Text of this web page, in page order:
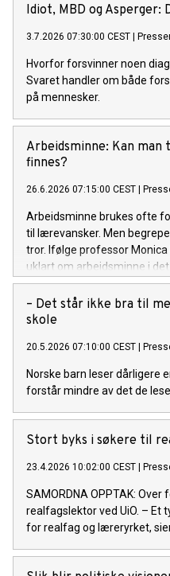
Idiot, MBD og Asperger:
3.7.2026 07:30:00 CEST
Hvorfor forsvinner noen
Svaret handler om både
på mennesker.
Arbeidsminne: Kan man
finnes?
26.6.2026 07:15:00 CEST
Arbeidsminne brukes ofte
til lærevansker. Men
tror. Ifølge professor
uklart om arbeidsminne i
funksjon.
– Det står ikke bra til
skole
20.5.2026 07:10:00 CEST
Norske barn leser dårligere
forstår mindre av det de
Stort byks i søkere til
23.4.2026 10:02:00 CEST
SAMORDNA OPPTAK:
realfagslektor ved UiO. – Et
for realfag og læreryrket,